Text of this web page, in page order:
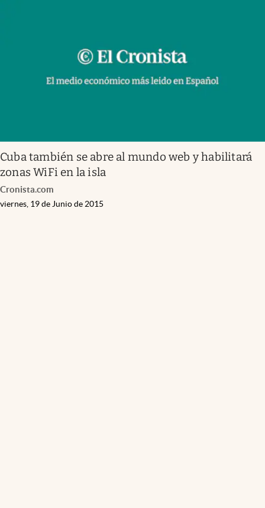
Cuba también se abre al mundo web y habilitará
zonas WiFi en la isla
Cronista.com
viernes, 19 de Junio de 2015